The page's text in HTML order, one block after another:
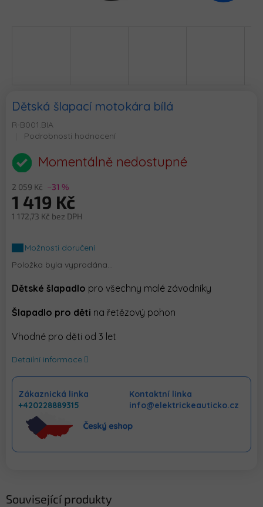
Dětská šlapací motokára bílá
R-B001.BIA
Průměrné
produktu
je
z
5
hvězdiček.
Podrobnosti hodnocení
Momentálně nedostupné
2 059 Kč –31 %
1 419 Kč
1 172,73 Kč bez DPH
cena:Možnosti doručení
Položka byla vyprodána…
Dětské šlapadlo pro všechny malé závodníky
Šlapadlo pro děti na řetězový pohon
Vhodné pro děti od 3 let
Detailní informace
Zákaznická linka
+420228889315
Kontaktní linka
info@elektrickeauticko.cz
Související produkty